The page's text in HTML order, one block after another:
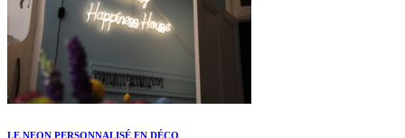
LE NEON PERSONNALISÉ EN DÉCO